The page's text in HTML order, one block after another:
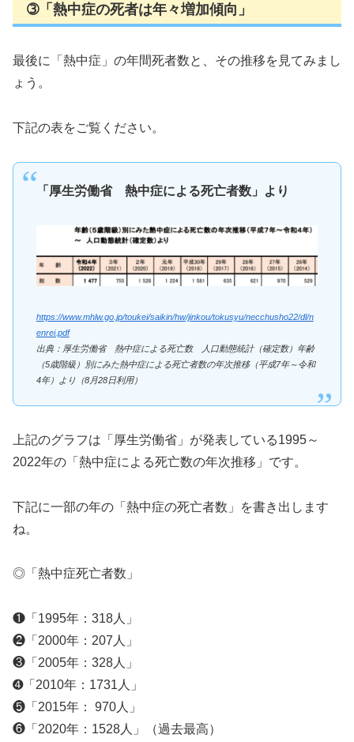
➂「熱中症の死者は年々増加傾向」
最後に「熱中症」の年間死者数と、その推移を見てみまし
ょう。
下記の表をご覧ください。
「厚生労働省 熱中症による死亡者数」より
https://www.mhlw.go.jp/toukei/saikin/hw/jinkou/tokusyu/necchusho22/dl/n
enrei.pdf
出典：厚生労働省 熱中症による死亡数 人口動態統計（確定数）年齢
（5歳階級）別にみた熱中症による死亡者数の年次推移（平成7年～令和
4年）より（8月28日利用）
上記のグラフは「厚生労働省」が発表している1995～
2022年の「熱中症による死亡数の年次推移」です。
下記に一部の年の「熱中症の死亡者数」を書き出します
ね。
◎「熱中症死亡者数」
❶「1995年：318人」
❷「2000年：207人」
❸「2005年：328人」
➍「2010年：1731人」
❺「2015年： 970人」
❻「2020年：1528人」（過去最高）